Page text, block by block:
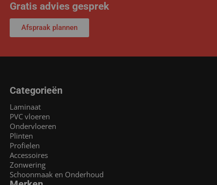
Gratis advies gesprek
Afspraak plannen
Categorieën
Laminaat
PVC vloeren
Ondervloeren
Plinten
Profielen
Accessoires
Zonwering
Schoonmaak en Onderhoud